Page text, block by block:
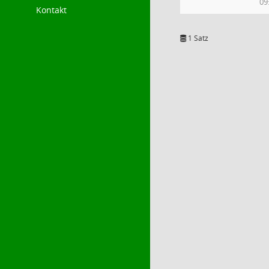
Kontakt
1 Satz